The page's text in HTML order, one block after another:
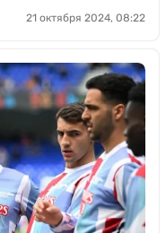
21 октября 2024, 08:22